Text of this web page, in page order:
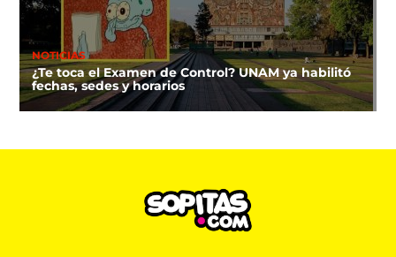
NOTICIAS
¿Te toca el Examen de Control? UNAM ya habilitó
fechas, sedes y horarios